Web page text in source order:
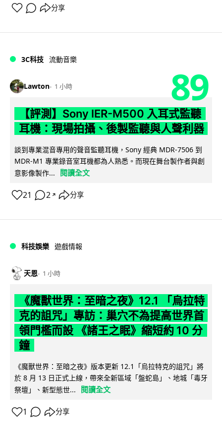
分享
3C科技 流動音樂
Lawton 1 小時 89
【評測】Sony IER-M500 入耳式監聽
耳機：現場拍攝、後製監聽與人聲利器
談到專業混音專用的聲音監聽耳機，Sony 經典 MDR-7506 到
MDR-M1 專業錄音室耳機都為人熟悉。而現在舞台製作者與創
意影像製作...
閱讀全文
21 2 ↗ 分享
科技娛樂 遊戲情報
天恩 1 小時
《魔獸世界：至暗之夜》12.1 「烏拉特
克的詛咒」專訪：巢穴不為提高世界首
領門檻而設 《諸王之眠》縮短約 10 分
鐘
《魔獸世界：至暗之夜》版本更新 12.1「烏拉特克的詛咒」將
於 8 月 13 日正式上線，帶來全新區域「盤蛇島」、地城「毒牙
祭壇」、新型態世...
閱讀全文
1 分享